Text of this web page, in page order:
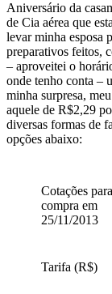
Aniversário da
de Cia aérea que
levar minha esposa
preparativos feitos,
– aproveitei o
onde tenho conta –
minha surpresa,
aquele de R$2,29
diversas formas de
opções abaixo:
Cotações para
compra em
25/11/2013
Tarifa (R$)